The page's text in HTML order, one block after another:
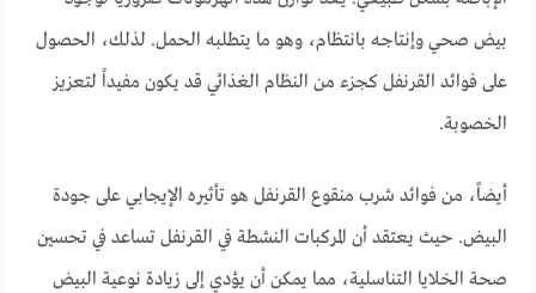
بيض صحي وإنتاجه بانتظام، وهو ما يتطلبه الحمل. لذلك، الحصول
على فوائد القرنفل كجزء من النظام الغذائي قد يكون مفيداً لتعزيز
الخصوبة.
أيضاً، من فوائد شرب منقوع القرنفل هو تأثيره الإيجابي على جودة
البيض. حيث يعتقد أن المركبات النشطة في القرنفل تساعد في تحسين
صحة الخلايا التناسلية، مما يمكن أن يؤدي إلى زيادة نوعية البيض